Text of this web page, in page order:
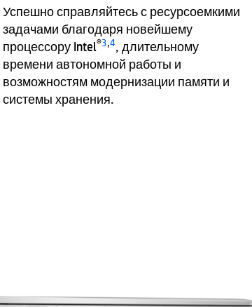
Успешно справляйтесь с ресурсоемкими
задачами благодаря новейшему
процессору Intel®3,4, длительному
времени автономной работы и
возможностям модернизации памяти и
системы хранения.